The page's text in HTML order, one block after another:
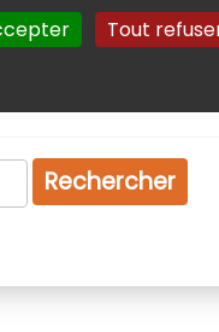
Tout
Plan du site Gestion
Rechercher